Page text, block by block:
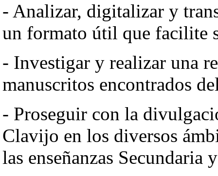
- Analizar, digitalizar y
un formato útil que facilite
- Investigar y realizar una
manuscritos encontrados
- Proseguir con la
Clavijo en los diversos
las enseñanzas Secundaria